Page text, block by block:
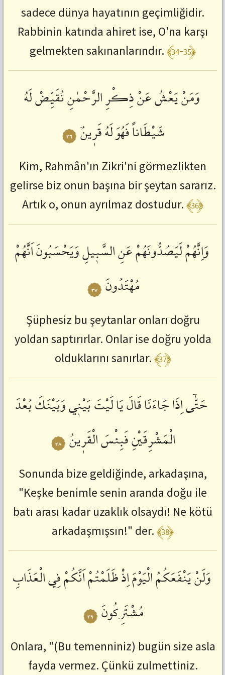
ctrl+SağOk
Önceki
ctrl+SolOk
sadece dünya hayatının geçimliğidir.
Rabbinin katında ahiret ise, O'na karşı
gelmekten sakınanlarındır.﴾34-35﴿
وَمَنْيَعْشُعَنْذِكْرِ الرَّحْمٰنِنُقَيِّضْلَهُ
شَيْطَاناًفَهُوَلَهُقَرٖينٌ ٣٦
Kim, Rahmân'ın Zikri'ni görmezlikten
gelirse biz onun başına bir şeytan sararız.
Artık o, onun ayrılmaz dostudur.﴾36﴿
وَاِنَّهُمْلَيَصُدُّونَهُمْعَنِالسَّبٖيلِوَيَحْسَبُونَاَنَّهُمْ
مُهْتَدُونَ ٣٧
Şüphesiz bu şeytanlar onları doğru
yoldan saptırırlar. Onlar ise doğru yolda
olduklarını sanırlar.﴾37﴿
حَتّٰٓىاِذَاجَٓاءَنَاقَالَيَالَيْتَبَيْنٖيوَبَيْنَكَبُعْدَ
الْمَشْرِقَيْنِفَبِئْسَالْقَرٖينُ ٣٨
Sonunda bize geldiğinde, arkadaşına,
"Keşke benimle senin aranda doğu ile
batı arası kadar uzaklık olsaydı! Ne kötü
arkadaşmışsın!" der.﴾38﴿
وَلَنْيَنْفَعَكُمُالْيَوْمَاِذْظَلَمْتُمْاَنَّكُمْفِيالْعَذَابِ
مُشْتَرِكُونَ ٣٩
Onlara, "(Bu temenniniz) bugün size asla
fayda vermez. Çünkü zulmettiniz.